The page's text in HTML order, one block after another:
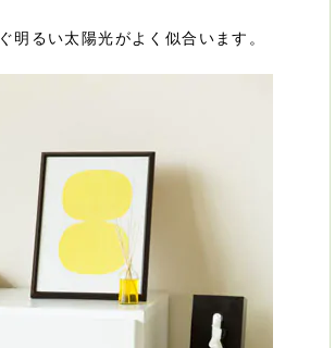
明るい太陽光がよく似合います。